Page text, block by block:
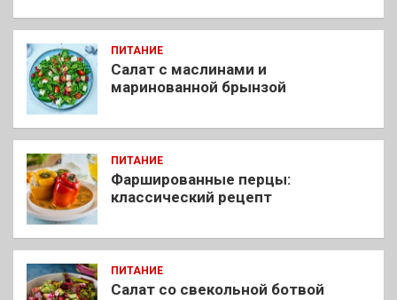
ПИТАНИЕ
Салат с маслинами и
маринованной брынзой
ПИТАНИЕ
Фаршированные перцы:
классический рецепт
ПИТАНИЕ
Салат со свекольной ботвой